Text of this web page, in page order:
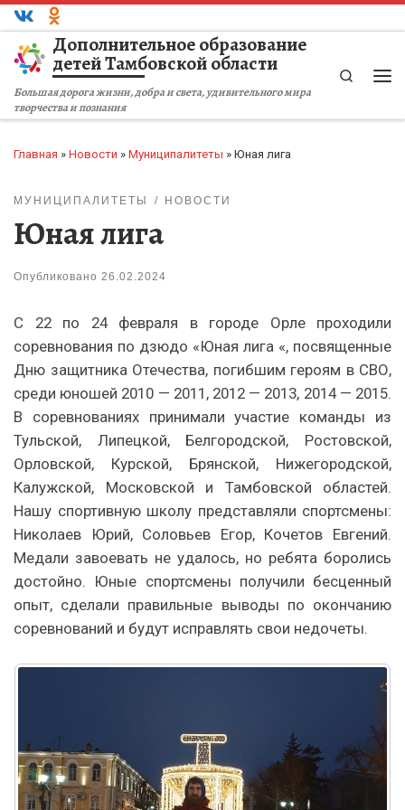
Перейти к содержимому
Дополнительное образование
детей Тамбовской области
Большая дорога жизни, добра и света, удивительного мира
творчества и познания
Search
Главная » Новости » Муниципалитеты » Юная лига
МУНИЦИПАЛИТЕТЫ НОВОСТИ
Юная лига
Опубликовано 26.02.2024
С 22 по 24 февраля в городе Орле проходили
соревнования по дзюдо «Юная лига «, посвященные
Дню защитника Отечества, погибшим героям в СВО,
среди юношей 2010 — 2011, 2012 — 2013, 2014 — 2015.
В соревнованиях принимали участие команды из
Тульской, Липецкой, Белгородской, Ростовской,
Орловской, Курской, Брянской, Нижегородской,
Калужской, Московской и Тамбовской областей.
Нашу спортивную школу представляли спортсмены:
Николаев Юрий, Соловьев Егор, Кочетов Евгений.
Медали завоевать не удалось, но ребята боролись
достойно. Юные спортсмены получили бесценный
опыт, сделали правильные выводы по окончанию
соревнований и будут исправлять свои недочеты.